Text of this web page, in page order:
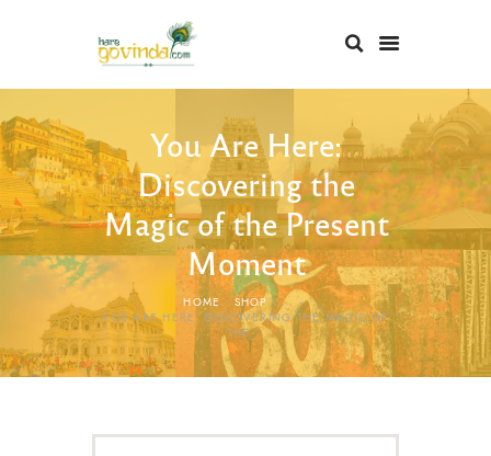
You Are Here:
Discovering the
Magic of the Present
Moment
HOME SHOP
...
YOU ARE HERE: DISCOVERING THE MAGIC OF
THE...